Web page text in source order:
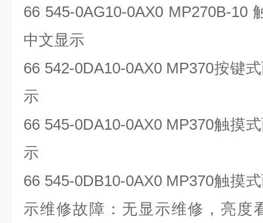
66 545-0AG10-0AX0 MP270B-10
中文显示
66 542-0DA10-0AX0 MP370按键
示
66 545-0DA10-0AX0 MP370触摸
示
66 545-0DB10-0AX0 MP370触摸
示维修故障：无显示维修，亮度